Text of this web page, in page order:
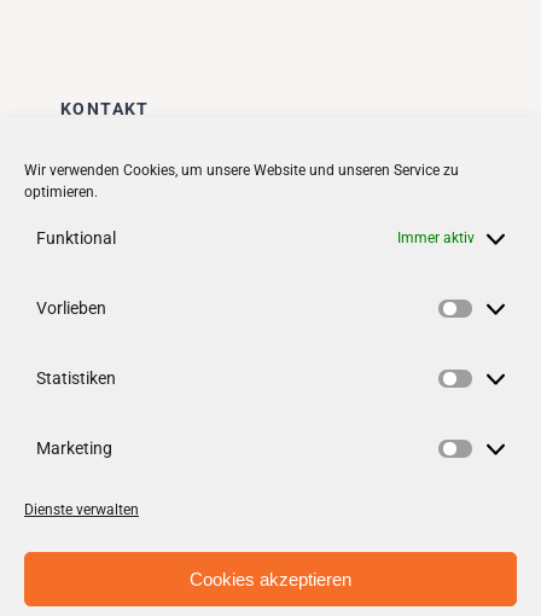
Wir verwenden Cookies, um unsere Website und unseren Service zu
optimieren.
Funktional Immer aktiv
Vorlieben
Statistiken
Marketing
Dienste verwalten
Cookies akzeptieren
KONTAKT
Stadt + Handel City- und
Quartiersmanagement
Follow us on